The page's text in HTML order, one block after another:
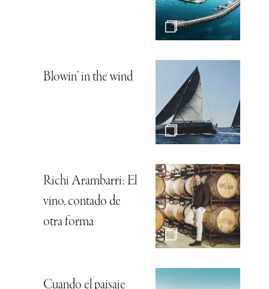
Blowin’ in the wind
Richi Arambarri: El
vino, contado de
otra forma
Cuando el paisaje